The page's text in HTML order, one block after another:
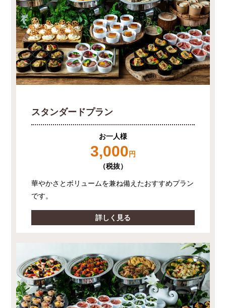
スタンダードプラン
お一人様
3,000 円
（税抜）
華やかさとボリュームを兼ね備えたおすすめプラン
です。
詳しく見る